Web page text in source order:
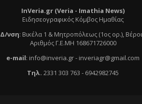
InVeria.gr (Veria - Ιmathia News)
Ειδησεογραφικός Κόμβος Ημαθίας
Δ/νση: Βικέλα 1 & Μητροπόλεως (1ος ορ.),
Αριθμός Γ.Ε.ΜΗ 168671726000
e-mail: info@inveria.gr- inveriagr@gmail.com
Τηλ. 2331 303 763 - 6942982745